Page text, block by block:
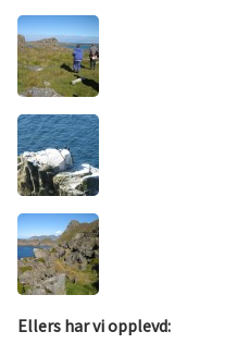
Ellers har vi opplevd: